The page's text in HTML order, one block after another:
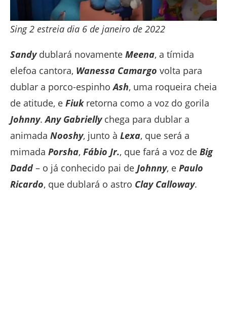
Sing 2 estreia dia 6 de janeiro de 2022
Sandy dublará novamente Meena, a tímida
elefoa cantora, Wanessa Camargo volta para
dublar a porco-espinhoAsh, uma roqueira cheia
de atitude, e Fiukretorna como a voz do gorila
Johnny.Any Gabriellychega para dublar a
animada Nooshy, junto à Lexa, que será a
mimada Porsha, Fábio Jr., que fará a voz de Big
Dadd – o já conhecido pai de Johnny, e Paulo
Ricardo, que dublará o astro Clay Calloway.